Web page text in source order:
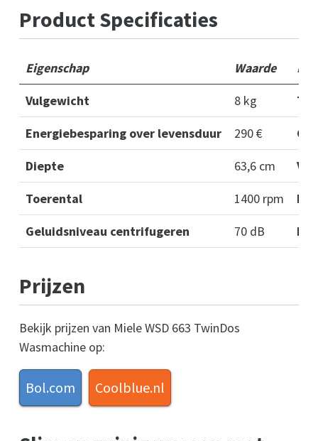
Product Specificaties
Eigenschap Waarde
Vulgewicht
8 kg
Energiebesparing over levensduur
290 €
Diepte
63,6 cm
Toerental
1400 rpm
Geluidsniveau centrifugeren
70 dB
Prijzen
Bekijk prijzen van Miele WSD 663 TwinDos
Wasmachine op:
Bol.com Coolblue.nl